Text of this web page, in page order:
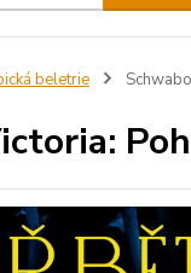
beletrie